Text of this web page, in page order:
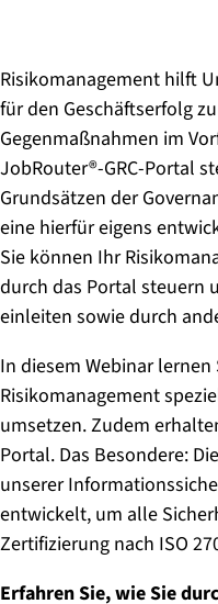
Risikomanagement hilft
für den Geschäftserfolg
Gegenmaßnahmen im
JobRouter®-GRC-Portal
Grundsätzen der
eine hierfür eigens
Sie können Ihr
durch das Portal steuern
einleiten sowie durch
In diesem Webinar lernen
Risikomanagement
umsetzen. Zudem
Portal. Das Besondere:
unserer
entwickelt, um alle
Zertifizierung nach ISO
Erfahren Sie, wie Sie